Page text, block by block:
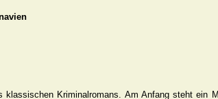
Kriminalromans. Am Anfang steht ein